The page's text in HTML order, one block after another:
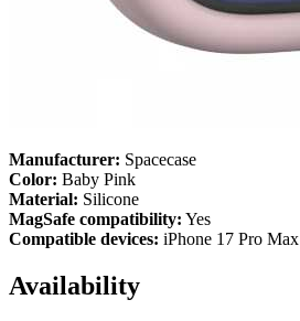
Manufacturer: Spacecase
Color: Baby Pink
Material: Silicone
MagSafe compatibility: Yes
Compatible devices: iPhone 17 Pro Max
Availability